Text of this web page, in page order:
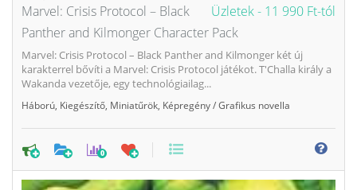
Üzletek - 11 990 Ft-tól
Marvel: Crisis Protocol – Black
Panther and Kilmonger Character Pack
Marvel: Crisis Protocol – Black Panther and Kilmonger két új
karakterrel bővíti a Marvel: Crisis Protocol játékot. T'Challa király a
Wakanda vezetője, egy technológiailag...
Háború, Kiegészítő, Miniatűrök, Képregény / Grafikus novella
0